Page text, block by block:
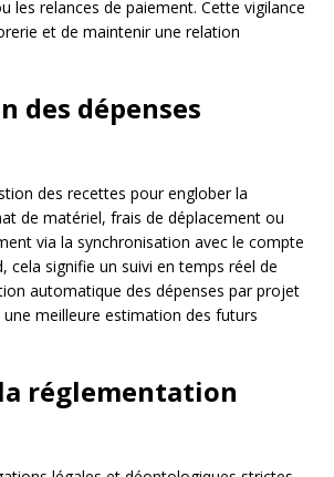
relances de paiement. Cette vigilance
et de maintenir une relation
des dépenses
des recettes pour englober la
de matériel, frais de déplacement ou
via la synchronisation avec le compte
signifie un suivi en temps réel de
automatique des dépenses par projet
meilleure estimation des futurs
réglementation